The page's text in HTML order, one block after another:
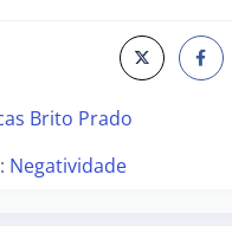
Brito Prado
Negatividade